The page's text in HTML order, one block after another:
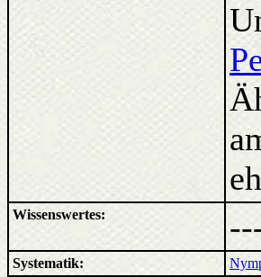
Wissenswertes:
Systematik: